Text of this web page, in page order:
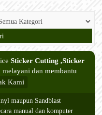
Sticker Cutting ,Sticker
dan membantu
Kami
maupun Sandblast
manual dan komputer